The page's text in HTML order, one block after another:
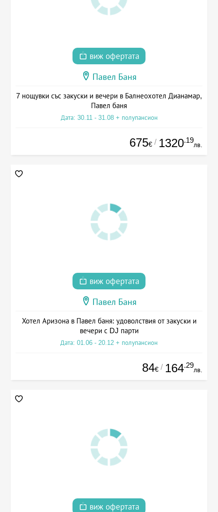
виж офертата
Павел Баня
7 нощувки със закуски и вечери в Балнеохотел Дианамар,
Павел баня
Дата: 30.11 - 31.08 + полупансион
675€ / 1320.19
лв.
виж офертата
Павел Баня
Хотел Аризона в Павел баня: удоволствия от закуски и
вечери с DJ парти
Дата: 01.06 - 20.12 + полупансион
84€ / 164.29
лв.
виж офертата